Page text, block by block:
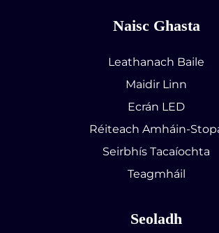
Naisc Ghasta
Leathanach Baile
Maidir Linn
Ecrán LED
Réiteach Amháin-
Seirbhís Tacaíochta
Teagmháil
Seoladh